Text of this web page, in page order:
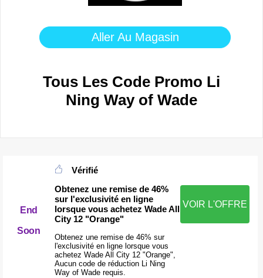
Aller Au Magasin
Tous Les Code Promo Li
Ning Way of Wade
End
Soon
Vérifié
Obtenez une remise de 46%
sur l'exclusivité en ligne
lorsque vous achetez Wade All
City 12 "Orange"
Obtenez une remise de 46% sur
l'exclusivité en ligne lorsque vous
achetez Wade All City 12 "Orange",
Aucun code de réduction Li Ning
Way of Wade requis.
VOIR L'OFFRE